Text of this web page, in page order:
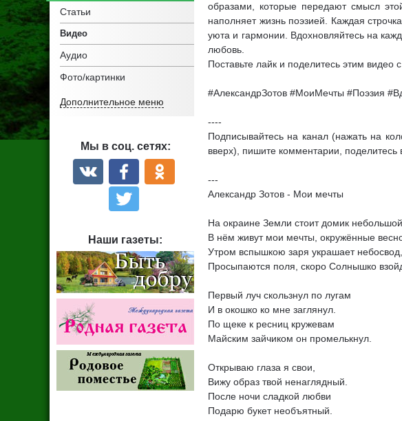
Статьи
Видео
Аудио
Фото/картинки
Дополнительное меню
Мы в соц. сетях:
Наши газеты:
образами, которые передают смысл
наполняет жизнь поэзией. Каждая
уюта и гармонии. Вдохновляйтесь на
любовь.
Поставьте лайк и поделитесь этим видео
#АлександрЗотов #МоиМечты #Поэзия
----
Подписывайтесь на канал (нажать на
вверх), пишите комментарии,
---
Александр Зотов - Мои мечты
На окраине Земли стоит домик небольшой,
В нём живут мои мечты, окружённые
Утром вспышкою заря украшает небосвод,
Просыпаются поля, скоро Солнышко
Первый луч скользнул по лугам
И в окошко ко мне заглянул.
По щеке к ресниц кружевам
Майским зайчиком он промелькнул.
Открываю глаза я свои,
Вижу образ твой ненаглядный.
После ночи сладкой любви
Подарю букет необъятный.